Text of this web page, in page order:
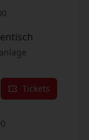
Tickets